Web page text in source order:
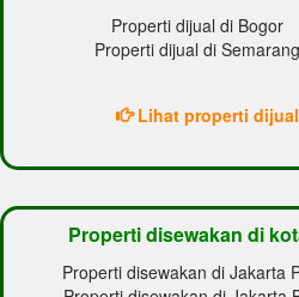
Properti dijual di Bogor
Properti dijual di Semarang
Lihat properti
Properti disewakan di
Properti disewakan di Jakarta